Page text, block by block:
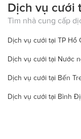
Dịch vụ cưới
Tìm nhà cung cấp
Dịch vụ cưới tại TP Hồ
Dịch vụ cưới tại Nước
Dịch vụ cưới tại Bến
Dịch vụ cưới tại Bình
Dịch vụ cưới tại Bình